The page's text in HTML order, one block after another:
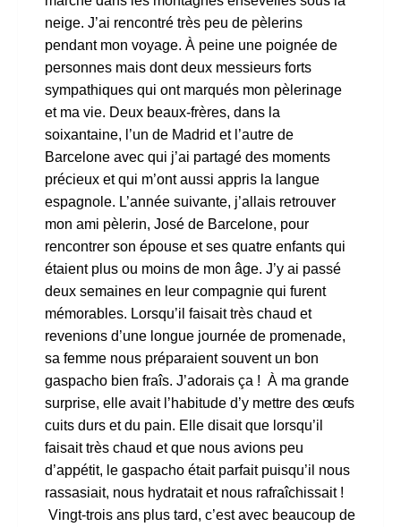
neige. J’ai rencontré très peu de pèlerins
pendant mon voyage. À peine une poignée de
personnes mais dont deux messieurs forts
sympathiques qui ont marqués mon pèlerinage
et ma vie. Deux beaux-frères, dans la
soixantaine, l’un de Madrid et l’autre de
Barcelone avec qui j’ai partagé des moments
précieux et qui m’ont aussi appris la langue
espagnole. L’année suivante, j’allais retrouver
mon ami pèlerin, José de Barcelone, pour
rencontrer son épouse et ses quatre enfants qui
étaient plus ou moins de mon âge. J’y ai passé
deux semaines en leur compagnie qui furent
mémorables. Lorsqu’il faisait très chaud et
revenions d’une longue journée de promenade,
sa femme nous préparaient souvent un bon
gaspacho bien fraîs. J’adorais ça ! À ma grande
surprise, elle avait l’habitude d’y mettre des œufs
cuits durs et du pain. Elle disait que lorsqu’il
faisait très chaud et que nous avions peu
d’appétit, le gaspacho était parfait puisqu’il nous
rassasiait, nous hydratait et nous rafraîchissait !
Vingt-trois ans plus tard, c’est avec beaucoup de